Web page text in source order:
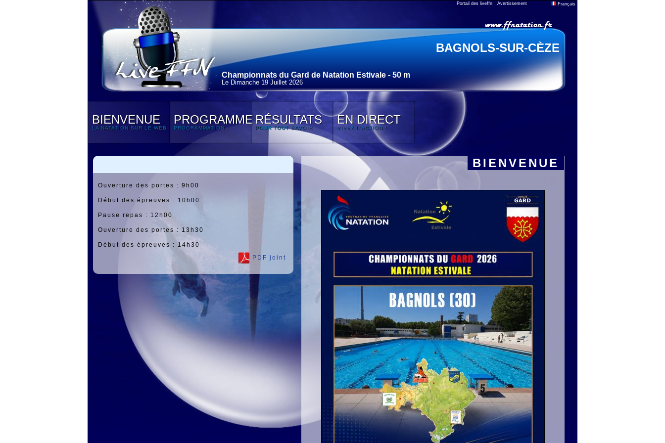
Portail des liveffn Avertissement Français
BAGNOLS-SUR-CÈZE
Championnats du Gard de Natation Estivale - 50 m
Le Dimanche 19 Juillet 2026
BIENVENUE
LA NATATION SUR LE WEB
PROGRAMME
PROGRAMMATION
RÉSULTATS
POUR TOUT SAVOIR
EN DIRECT
VIVEZ L'ACTION !
BIENVENUE
Ouverture des portes : 9h00
Début des épreuves : 10h00
Pause repas : 12h00
Ouverture des portes : 13h30
Début des épreuves : 14h30
PDF joint